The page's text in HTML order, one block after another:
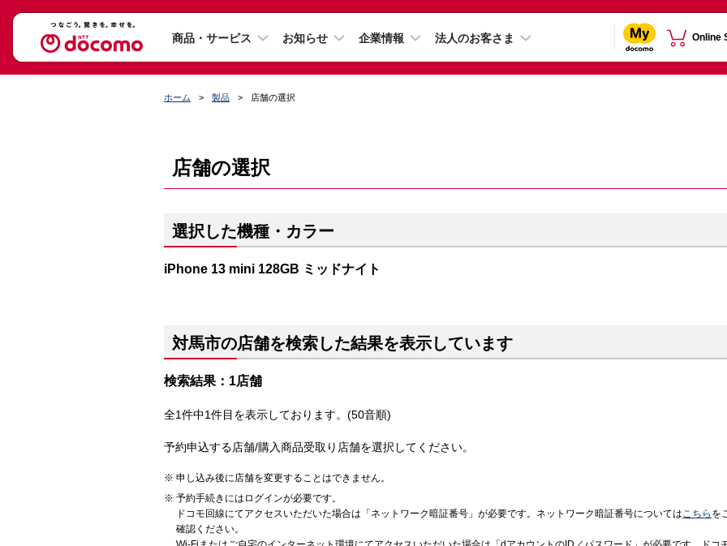
商品・サービス お知らせ 企業情報 法人のお客さま Online
ホーム 製品 店舗の選択
店舗の選択
選択した機種・カラー
iPhone 13 mini 128GB ミッドナイト
対馬市の店舗を検索した結果を表示しています
検索結果：1店舗
全1件中1件目を表示しております。(50音順)
予約申込する店舗/購入商品受取り店舗を選択してください。
申し込み後に店舗を変更することはできません。
予約手続きにはログインが必要です。
ドコモ回線にてアクセスいただいた場合は「ネットワーク暗証番号」が必要です。ネットワーク暗証番号についてはこちら を
確認ください。